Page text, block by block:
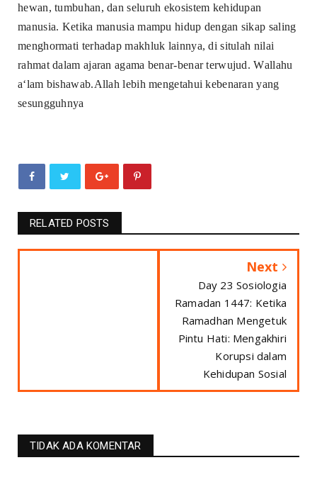
hewan, tumbuhan, dan seluruh ekosistem kehidupan
manusia. Ketika manusia mampu hidup dengan sikap saling
menghormati terhadap makhluk lainnya, di situlah nilai
rahmat dalam ajaran agama benar-benar terwujud. Wallahu
a‘lam bishawab.Allah lebih mengetahui kebenaran yang
sesungguhnya
RELATED POSTS
Next
Day 23 Sosiologia
Ramadan 1447: Ketika
Ramadhan Mengetuk
Pintu Hati: Mengakhiri
Korupsi dalam
Kehidupan Sosial
TIDAK ADA KOMENTAR